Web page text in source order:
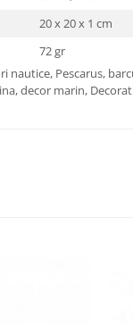
20 x 20 x 1 cm
72 gr
nautice, Pescarus,
decor marin,